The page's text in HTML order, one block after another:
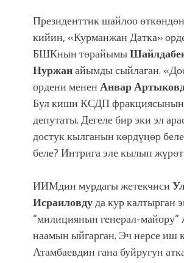
Президенттик шайлоо өткөндөн
кийин, «Курманжан Датка»
БШКнын төрайымы
Нуржанайымды сыйлаган.
ордени мененАнвар
Бул киши КСДП
депутаты. Дегеле бир эки эл
достук кылганын көрдүңөр
беле? Интрига эле кылып
ИИМдин мурдагы жетекчиси
Исраиловдуда кур калтырган
“милициянын генерал-майору”
наамын ыйгарган. Эч нерсе иш
Атамбаевдин гана буйругун